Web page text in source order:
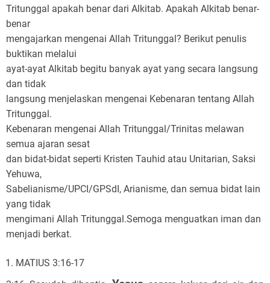
Tritunggal apakah benar dari Alkitab. Apakah Alkitab benar-
benar
mengajarkan mengenai Allah Tritunggal? Berikut penulis
buktikan melalui
ayat-ayat Alkitab begitu banyak ayat yang secara langsung
dan tidak
langsung menjelaskan mengenai Kebenaran tentang Allah
Tritunggal.
Kebenaran mengenai Allah Tritunggal/Trinitas melawan
semua ajaran sesat
dan bidat-bidat seperti Kristen Tauhid atau Unitarian, Saksi
Yehuwa,
Sabelianisme/UPCI/GPSdI, Arianisme, dan semua bidat lain
yang tidak
mengimani Allah Tritunggal.Semoga menguatkan iman dan
menjadi berkat.
MATIUS 3:16-17